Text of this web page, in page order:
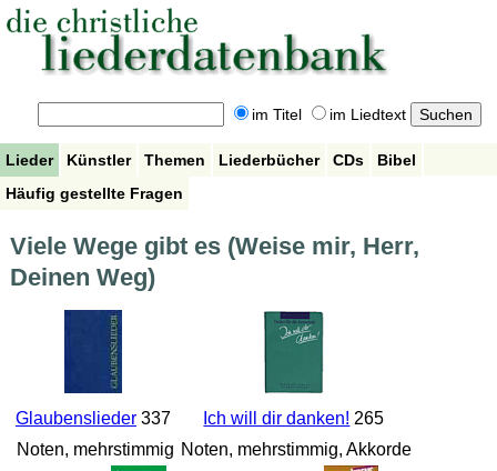
im Titel im Liedtext
Lieder Künstler Themen Liederbücher CDs
Bibel
Häufig gestellte Fragen
Viele Wege gibt es (Weise mir, Herr,
Deinen Weg)
Glaubenslieder337
Noten, mehrstimmig
Ich will dir danken! 265
Noten, mehrstimmig, Akkorde